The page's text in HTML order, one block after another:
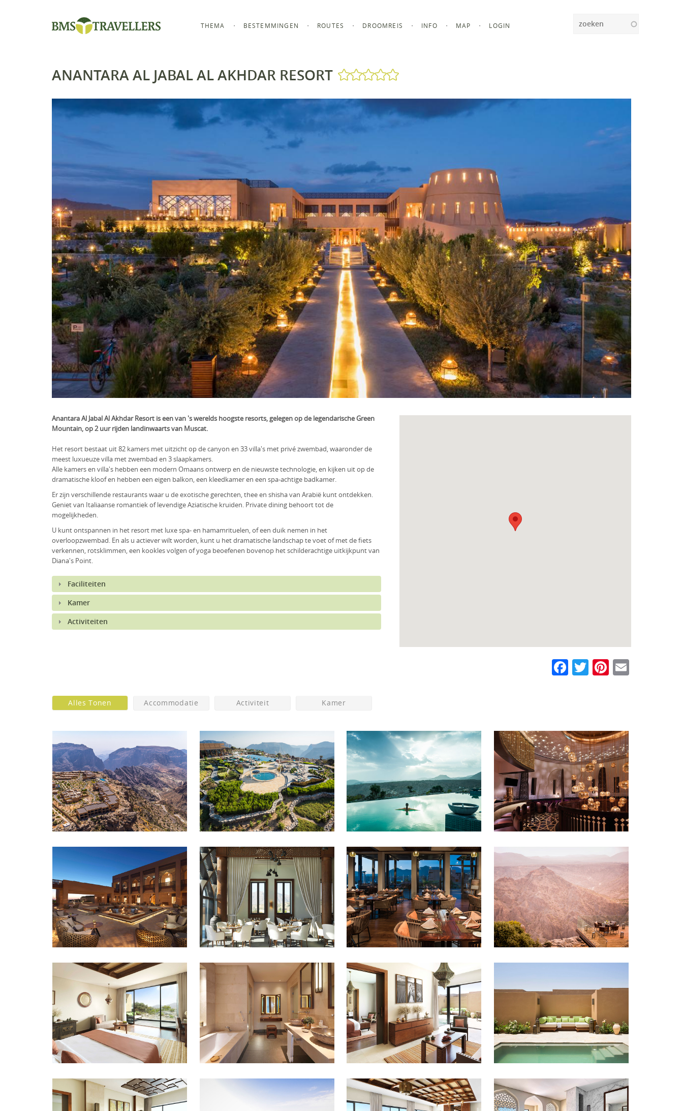
THEMA BESTEMMINGEN ROUTES DROOMREIS INFO MAP LOGIN
Zoeken
ANANTARA AL JABAL AL AKHDAR RESORT
Anantara Al Jabal Al Akhdar Resort is een van 's werelds hoogste resorts, gelegen op de legendarische Green
Mountain, op 2 uur rijden landinwaarts van Muscat.
Het resort bestaat uit 82 kamers met uitzicht op de canyon en 33 villa's met privé zwembad, waaronder de
meest luxueuze villa met zwembad en 3 slaapkamers.
Alle kamers en villa's hebben een modern Omaans ontwerp en de nieuwste technologie, en kijken uit op de
dramatische kloof en hebben een eigen balkon, een kleedkamer en een spa-achtige badkamer.
Er zijn verschillende restaurants waar u de exotische gerechten, thee en shisha van Arabië kunt ontdekken.
Geniet van Italiaanse romantiek of levendige Aziatische kruiden. Private dining behoort tot de
mogelijkheden.
U kunt ontspannen in het resort met luxe spa- en hamamrituelen, of een duik nemen in het
overloopzwembad. En als u actiever wilt worden, kunt u het dramatische landschap te voet of met de fiets
verkennen, rotsklimmen, een kookles volgen of yoga beoefenen bovenop het schilderachtige uitkijkpunt van
Diana's Point.
Faciliteiten
Kamer
Activiteiten
Facebook
TwitterPinterest
Alles Tonen Accommodatie Activiteit Kamer